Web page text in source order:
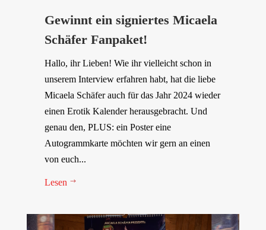
Gewinnt ein signiertes Micaela
Schäfer Fanpaket!
Hallo, ihr Lieben! Wie ihr vielleicht schon in
unserem Interview erfahren habt, hat die liebe
Micaela Schäfer auch für das Jahr 2024 wieder
einen Erotik Kalender herausgebracht. Und
genau den, PLUS: ein Poster eine
Autogrammkarte möchten wir gern an einen
von euch...
Lesen $